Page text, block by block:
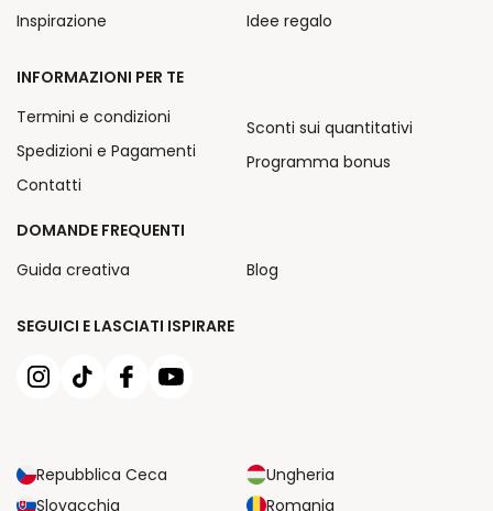
SEGUICI E LASCIATI ISPIRARE
Repubblica Ceca
Ungheria
Slovacchia
Romania
Inspirazione
Idee regalo
INFORMAZIONI PER TE
Termini e condizioni
Spedizioni e Pagamenti
Contatti
Sconti sui quantitativi
Programma bonus
DOMANDE FREQUENTI
Guida creativa
Blog